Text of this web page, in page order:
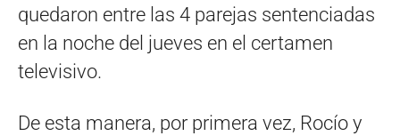
quedaron entre las 4 parejas sentenciadas
en la noche del jueves en el certamen
televisivo.
De esta manera, por primera vez, Rocío y